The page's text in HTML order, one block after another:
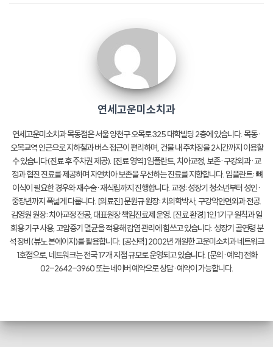
연세고운미소치과
연세고운미소치과 목동점은 서울 양천구 오목로 325 대학빌딩 2층에 있습니다. 목동·
오목교역 인근으로 지하철과 버스 접근이 편리하며, 건물 내 주차장을 2시간까지 이용할
수 있습니다(진료 후 주차권 제공). [진료 영역] 임플란트, 치아교정, 보존·구강외과·교
정과 협진 진료를 제공하며 자연치아 보존을 우선하는 진료를 지향합니다. 임플란트: 뼈
이식이 필요한 경우와 재수술·재식립까지 진행합니다. 교정: 성장기 청소년부터 성인·
중장년까지 폭넓게 다룹니다. [의료진] 문원규 원장: 치의학박사, 구강악안면외과 전공.
김영원 원장: 치아교정 전공, 대표원장 책임진료제 운영. [진료 환경] 1인 1기구 원칙과 일
회용 기구 사용, 고압증기 멸균을 적용해 감염 관리에 힘쓰고 있습니다. 성장기 골연령 분
석 장비(뷰노 본에이지)를 활용합니다. [공신력] 2002년 개원한 고운미소치과 네트워크
1호점으로, 네트워크는 전국 17개 지점 규모로 운영되고 있습니다. [문의·예약] 전화
02-2642-3960 또는 네이버 예약으로 상담·예약이 가능합니다.